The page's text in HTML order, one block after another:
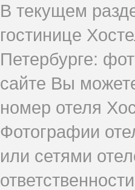
В текущем
гостинице
Петербурге:
сайте Вы
номер отеля
Фотографии
или сетями